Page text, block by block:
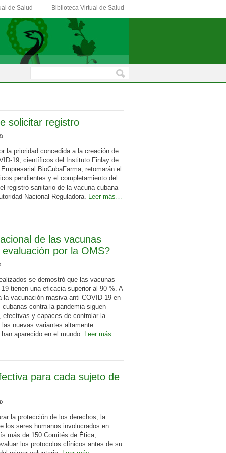
de Salud Biblioteca Virtual de Salud
solicitar registro
la prioridad concedida a la creación de
19, científicos del Instituto Finlay de
BioCubaFarma, retomarán el
pendientes y el completamiento del
registro sanitario de la vacuna cubana
Nacional Reguladora. Leer más…
de las vacunas
por la OMS?
se demostró que las vacunas
tienen una eficacia superior al 90 %. A
la vacunación masiva anti COVID-19 en
contra la pandemia siguen
efectivas y capaces de controlar la
nuevas variantes altamente
aparecido en el mundo. Leer más…
para cada sujeto de
la protección de los derechos, la
los seres humanos involucrados en
más de 150 Comités de Ética,
los protocolos clínicos antes de su